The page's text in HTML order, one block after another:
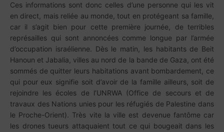
Ces informations sont donc celles d’une personne qui les vit
en direct, mais reliée au monde, tout en protégeant sa famille,
car il s’agit bien pour cette première journée, de terribles
représailles qui sont annoncées comme longue par l’armée
d’occupation israélienne. Dès le matin, les habitants de Beit
Hanoun et Jabalia, villes au nord de la bande de Gaza, ont été
sommés de quitter leurs habitations avant bombardement, ce
qui pour eux signifie soit d’avoir de la famille ailleurs, soit de
rejoindre les écoles de l’UNRWA (Office de secours et de
travaux des Nations unies pour les réfugiés de Palestine dans
le Proche-Orient). Très vite la ville est devenue fantôme car
les drones tueurs attaquaient tout ce qui bougeait dans les